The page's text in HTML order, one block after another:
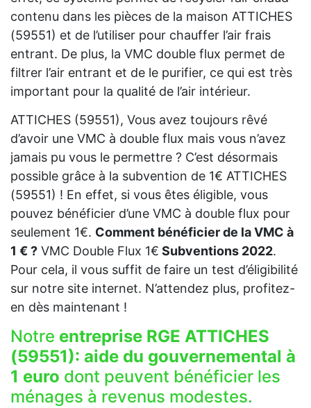
contenu dans les pièces de la maison ATTICHES
(59551) et de l’utiliser pour chauffer l’air frais
entrant. De plus, la VMC double flux permet de
filtrer l’air entrant et de le purifier, ce qui est très
important pour la qualité de l’air intérieur.
ATTICHES (59551), Vous avez toujours rêvé
d’avoir une VMC à double flux mais vous n’avez
jamais pu vous le permettre ? C’est désormais
possible grâce à la subvention de 1€ ATTICHES
(59551) ! En effet, si vous êtes éligible, vous
pouvez bénéficier d’une VMC à double flux pour
seulement 1€. Comment bénéficier de la VMC à
1 € ? VMC Double Flux 1€ Subventions 2022.
Pour cela, il vous suffit de faire un test d’éligibilité
sur notre site internet. N’attendez plus, profitez-
en dès maintenant !
Notre entreprise RGE ATTICHES
(59551): aide du gouvernemental à
1 euro dont peuvent bénéficier les
ménages à revenus modestes.